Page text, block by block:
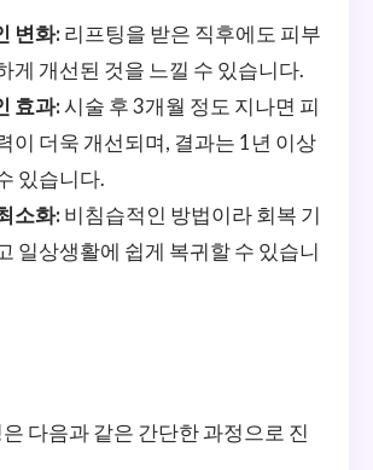
변화: 리프팅을 받은 직후에도 피부
게 개선된 것을 느낄 수 있습니다.
효과:시술 후 3개월 정도 지나면 피
이 더욱 개선되며, 결과는 1년 이상
있습니다.
소화: 비침습적인 방법이라 회복 기
일상생활에 쉽게 복귀할 수 있습니
다음과 같은 간단한 과정으로 진